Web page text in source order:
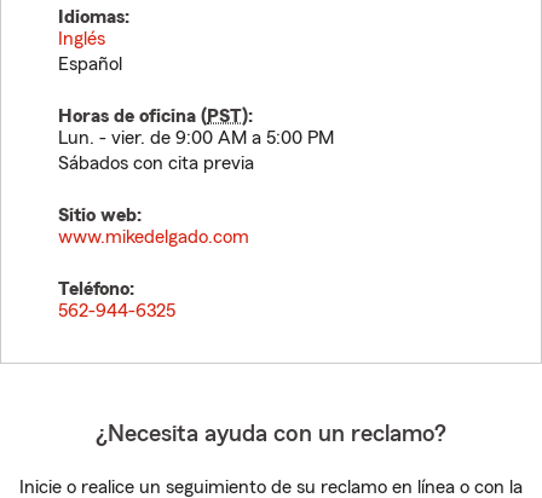
Idiomas:
Inglés
Español
Horas de oficina (PST):
Lun. - vier. de 9:00 AM a 5:00 PM
Sábados con cita previa
Sitio web:
www.mikedelgado.com
Teléfono:
562-944-6325
¿Necesita ayuda con un reclamo?
Inicie o realice un seguimiento de su reclamo en línea o con la